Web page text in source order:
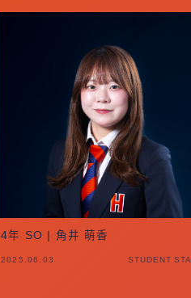
4年 SO | 角井 萌香
2025.06.03 STUDENT